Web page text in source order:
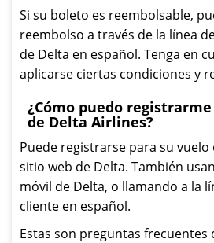
Si su boleto es reembolsable,
reembolso a través de la línea
de Delta en español. Tenga en
aplicarse ciertas condiciones y
¿Cómo puedo
de Delta Airlines?
Puede registrarse para su vuelo
sitio web de Delta. También
móvil de Delta, o llamando a la
cliente en español.
Estas son preguntas frecuentes